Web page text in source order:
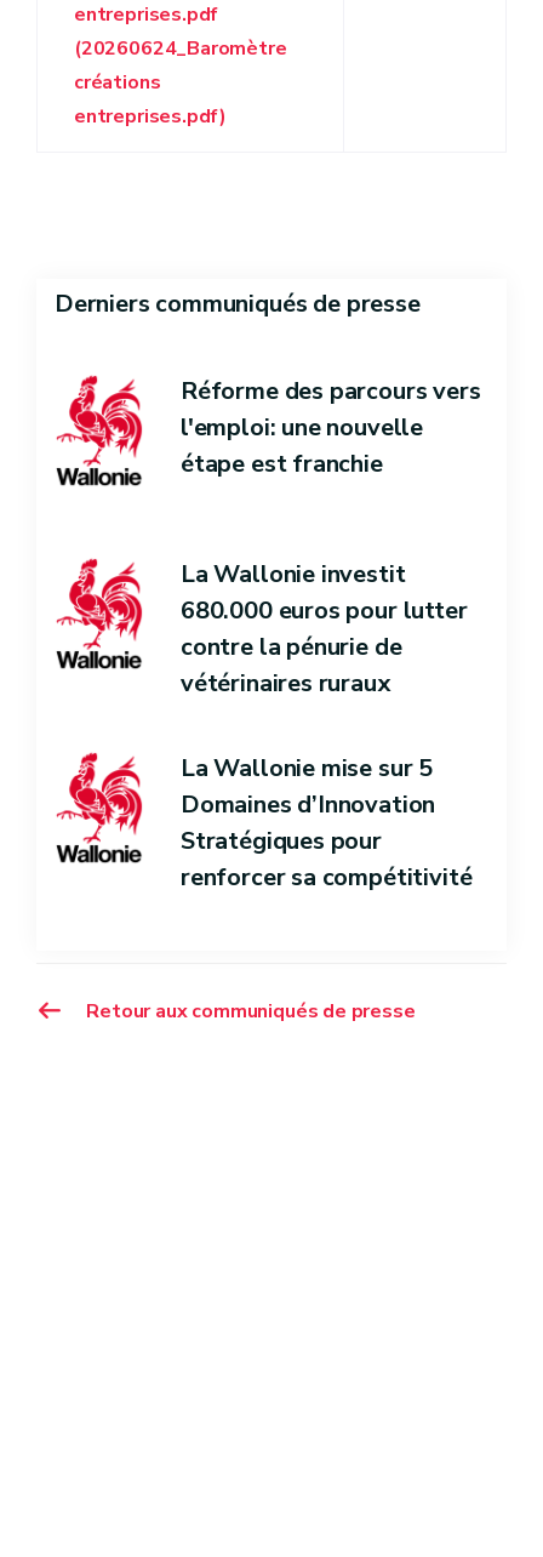
entreprises.pdf
(20260624_Baromètre
créations
entreprises.pdf)
Retour aux communiqués de presse
Derniers communiqués de presse
Réforme des parcours vers
l'emploi: une nouvelle
étape est franchie
La Wallonie investit
680.000 euros pour lutter
contre la pénurie de
vétérinaires ruraux
La Wallonie mise sur 5
Domaines d’Innovation
Stratégiques pour
renforcer sa compétitivité